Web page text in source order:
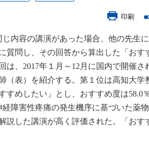
印刷
内容の講演があった場合、他の先生
問し、その回答から算出した「おす
は、2017年１月～12月に国内で開催
（表）を紹介する。第１位は高知大学
すめしたい」とし、おすすめ度は58.0
障害性疼痛の発生機序に基づいた薬
説した講演が高く評価された。「おす